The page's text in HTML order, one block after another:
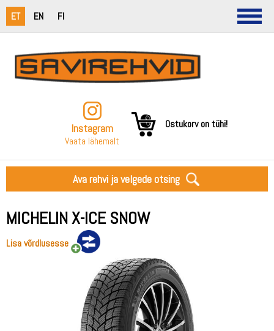
ET EN FI
Instagram
Vaata lähemalt
Ostukorv on tühi!
Ava rehvi ja velgede otsing
MICHELIN X-ICE SNOW
Lisa võrdlusesse